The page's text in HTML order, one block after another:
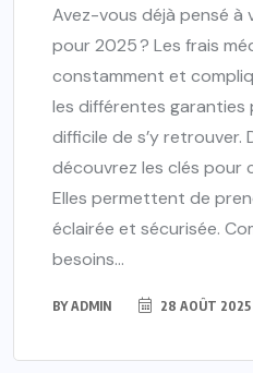
Avez-vous déjà pensé à
pour 2025 ? Les frais
constamment et
les différentes garanties
difficile de s’y retrouver.
découvrez les clés pour
Elles permettent de
éclairée et sécurisée.
besoins...
BYADMIN 28 AOÛT 2025